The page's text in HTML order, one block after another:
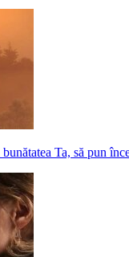
Ta, să pun